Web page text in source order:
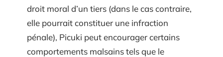
droit moral d’un tiers (dans le cas contraire,
elle pourrait constituer une infraction
pénale), Picuki peut encourager certains
comportements malsains tels que le